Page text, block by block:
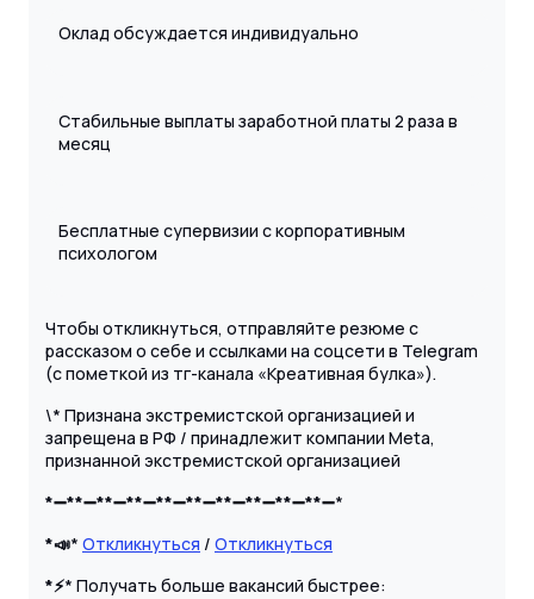
Оклад обсуждается индивидуально
Стабильные выплаты заработной платы 2 раза в
месяц
Бесплатные супервизии с корпоративным
психологом
Чтобы откликнуться, отправляйте резюме с
рассказом о себе и ссылками на соцсети в Telegram
(с пометкой из тг-канала «Креативная булка»).
\* Признана экстремистской организацией и
запрещена в РФ / принадлежит компании Meta,
признанной экстремистской организацией
*➖**➖**➖**➖**➖**➖**➖**➖**➖**➖*
*📣* Откликнуться / Откликнуться
*⚡️* Получать больше вакансий быстрее: